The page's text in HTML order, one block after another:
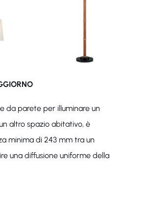
da parete per illuminare un
altro spazio abitativo, è
minima di 243 mm tra un
una diffusione uniforme della